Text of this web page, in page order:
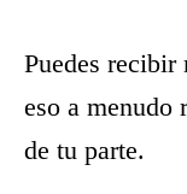
Puedes recibir
eso a menudo
de tu parte.